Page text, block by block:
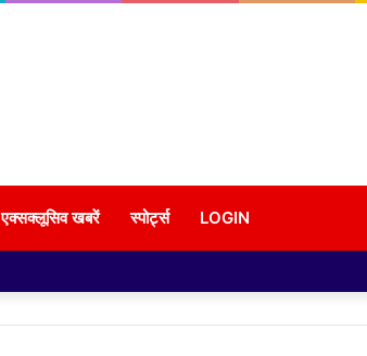
एक्सक्लूसिव खबरें स्पोर्ट्स LOGIN